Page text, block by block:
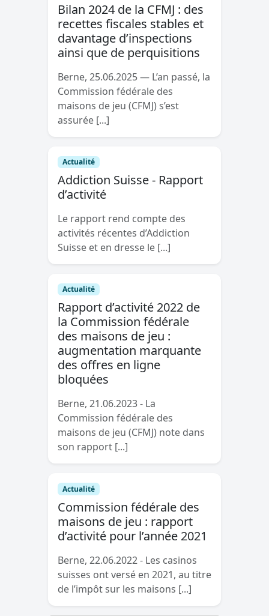
Bilan 2024 de la CFMJ : des
recettes fiscales stables et
davantage d’inspections
ainsi que de perquisitions
Berne, 25.06.2025 — L’an passé, la
Commission fédérale des
maisons de jeu (CFMJ) s’est
assurée [...]
Actualité
Addiction Suisse - Rapport
d’activité
Le rapport rend compte des
activités récentes d’Addiction
Suisse et en dresse le [...]
Actualité
Rapport d’activité 2022 de
la Commission fédérale
des maisons de jeu :
augmentation marquante
des offres en ligne
bloquées
Berne, 21.06.2023 - La
Commission fédérale des
maisons de jeu (CFMJ) note dans
son rapport [...]
Actualité
Commission fédérale des
maisons de jeu : rapport
d’activité pour l’année 2021
Berne, 22.06.2022 - Les casinos
suisses ont versé en 2021, au titre
de l’impôt sur les maisons [...]